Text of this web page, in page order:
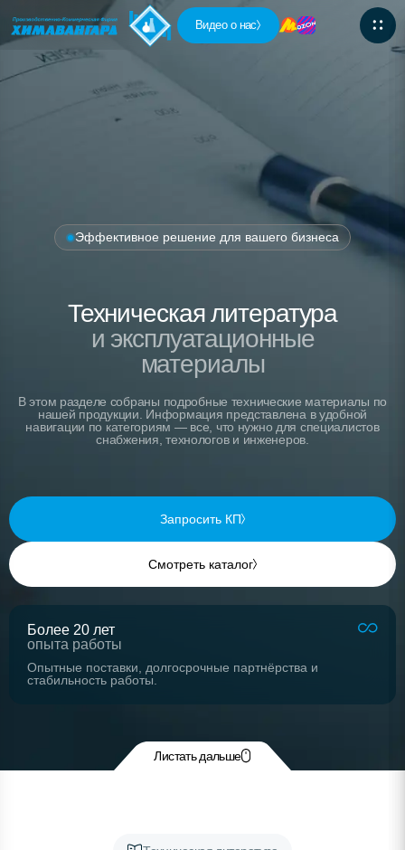
Видео о нас
Эффективное решение для вашего бизнеса
Техническая литература
и эксплуатационные
материалы
В этом разделе собраны подробные технические материалы по
нашей продукции. Информация представлена в удобной
навигации по категориям — все, что нужно для специалистов
снабжения, технологов и инженеров.
Запросить КП
Смотреть каталог
Более 20 лет
опыта работы
Опытные поставки, долгосрочные партнёрства и
стабильность работы.
Листать дальше